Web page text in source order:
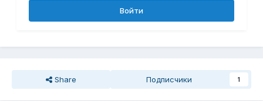
Войти
Share Подписчики 1